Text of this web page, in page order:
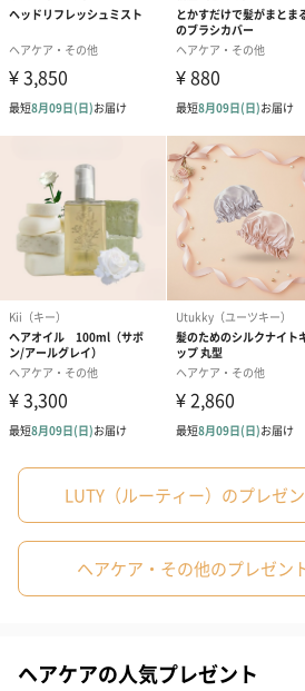
紙袋
お渡し用の紙袋です。
商品に合わせたサイズをお届けします。
あり（280円）
メッセージカード（通常・写真・グ
誕生日や結婚祝い・出産祝いなど、様々
ードを同梱します。
メッセージカードや封筒のデザインは
LUTY（ルーティー）のプレゼ
ヘアケア・その他のプレゼン
ヘアケアの人気プレゼント